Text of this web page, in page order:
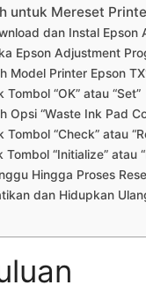
untuk Mereset
dan Instal Epson
Epson Adjustment
Model Printer Epson
“OK” atau “Set”
Opsi “Waste Ink Pad
“Check” atau
“Initialize” atau
Hingga Proses
dan Hidupkan